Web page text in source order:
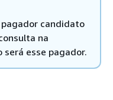
pagador candidato
na
será esse pagador.